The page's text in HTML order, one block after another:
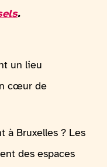
.
un lieu
cœur de
à Bruxelles ? Les
des espaces